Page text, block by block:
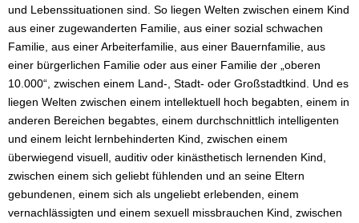
und Lebenssituationen sind. So liegen Welten zwischen einem Kind
aus einer zugewanderten Familie, aus einer sozial schwachen
Familie, aus einer Arbeiterfamilie, aus einer Bauernfamilie, aus
einer bürgerlichen Familie oder aus einer Familie der „oberen
10.000“, zwischen einem Land-, Stadt- oder Großstadtkind. Und es
liegen Welten zwischen einem intellektuell hoch begabten, einem in
anderen Bereichen begabtes, einem durchschnittlich intelligenten
und einem leicht lernbehinderten Kind, zwischen einem
überwiegend visuell, auditiv oder kinästhetisch lernenden Kind,
zwischen einem sich geliebt fühlenden und an seine Eltern
gebundenen, einem sich als ungeliebt erlebenden, einem
vernachlässigten und einem sexuell missbrauchen Kind, zwischen